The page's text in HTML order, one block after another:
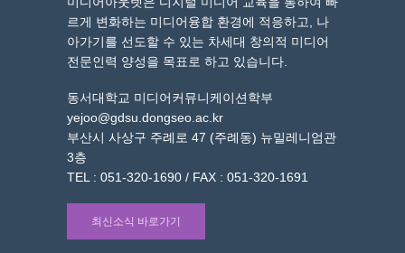
르게 변화하는 미디어융합 환경에 적응하고, 나
아가기를 선도할 수 있는 차세대 창의적 미디어
전문인력 양성을 목표로 하고 있습니다.
동서대학교 미디어커뮤니케이션학부
yejoo@gdsu.dongseo.ac.kr
부산시 사상구 주례로 47 (주례동) 뉴밀레니엄관
3층
TEL : 051-320-1690 / FAX : 051-320-1691
최신소식 바로가기